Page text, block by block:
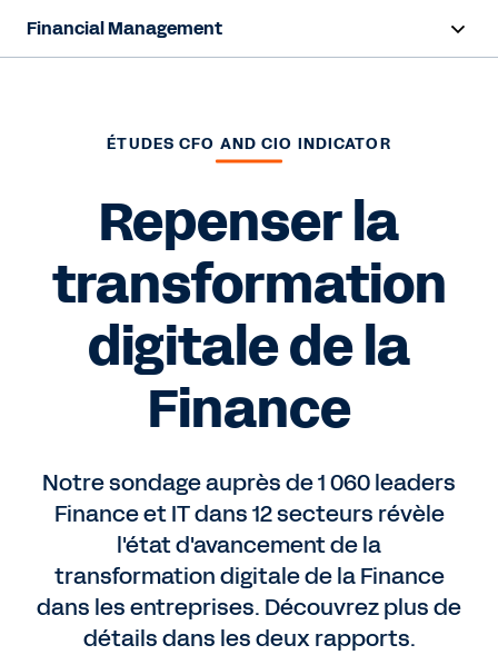
Financial Management
Contact Sales
ÉTUDES CFO AND CIO INDICATOR
Repenser la
transformation
digitale de la
Finance
Notre sondage auprès de 1 060 leaders
Finance et IT dans 12 secteurs révèle
l'état d'avancement de la
transformation digitale de la Finance
dans les entreprises. Découvrez plus de
détails dans les deux rapports.